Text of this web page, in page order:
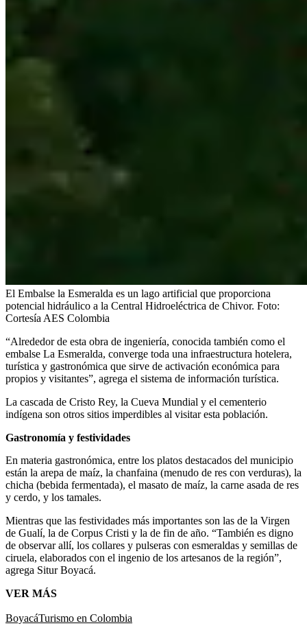
El Embalse la Esmeralda es un lago artificial que proporciona
potencial hidráulico a la Central Hidroeléctrica de Chivor. Foto:
Cortesía AES Colombia
“Alrededor de esta obra de ingeniería, conocida también como el
embalse La Esmeralda, converge toda una infraestructura hotelera,
turística y gastronómica que sirve de activación económica para
propios y visitantes”, agrega el sistema de información turística.
La cascada de Cristo Rey, la Cueva Mundial y el cementerio
indígena son otros sitios imperdibles al visitar esta población.
Gastronomía y festividades
En materia gastronómica, entre los platos destacados del municipio
están la arepa de maíz, la chanfaina (menudo de res con verduras), la
chicha (bebida fermentada), el masato de maíz, la carne asada de res
y cerdo, y los tamales.
Mientras que las festividades más importantes son las de la Virgen
de Gualí, la de Corpus Cristi y la de fin de año. “También es digno
de observar allí, los collares y pulseras con esmeraldas y semillas de
ciruela, elaborados con el ingenio de los artesanos de la región”,
agrega Situr Boyacá.
VER MÁS
BoyacáTurismo en Colombia